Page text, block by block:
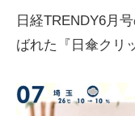
日経TRENDY6月
ばれた『日傘クリ